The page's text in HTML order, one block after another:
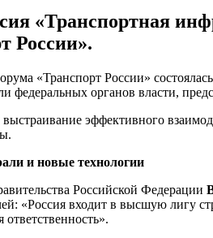
«Транспортная
России».
«Транспорт России»
федеральных органов власти,
эффективного
и новые технологии
Российской Федерации
«Россия входит в высшую лигу